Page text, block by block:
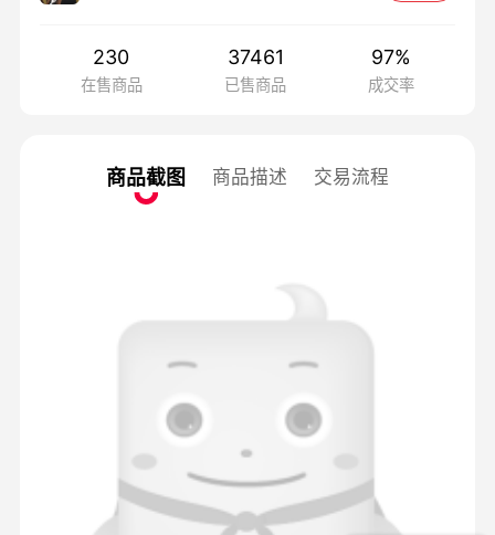
230
在售商品
37461
已售商品
97%
成交率
商品截图 商品描述 交易流程